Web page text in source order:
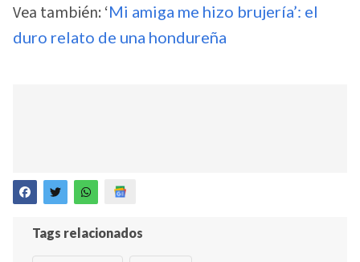
Vea también: ‘Mi amiga me hizo brujería’: el
duro relato de una hondureña
Tags relacionados